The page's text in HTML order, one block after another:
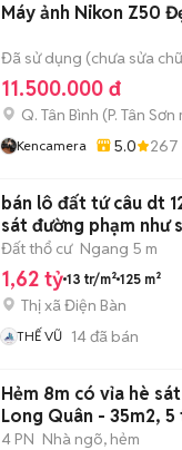
Máy ảnh Nikon Z50
Đã sử dụng (chưa sửa
11.500.000 đ
Q. Tân Bình (P. Tân Sơn
Kencamera 5.0 267
bán lô đất tứ câu dt
sát đường phạm như
Đất thổ cư Ngang 5 m
1,62 tỷ 13 tr/m² 125 m²
Thị xã Điện Bàn
THẾ VŨ 14đã bán
Hẻm 8m có vỉa hè
Long Quân - 35m2, 5
4 PN Nhà ngõ, hẻm